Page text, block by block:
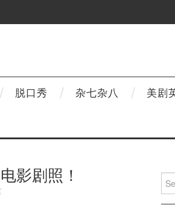
脱口秀 杂七杂八 美剧
影剧照！
for: